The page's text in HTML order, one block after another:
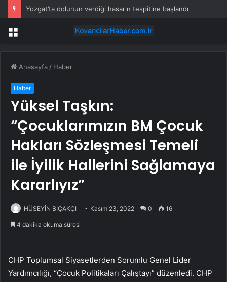
Yozgat’ta dolunun verdiği hasarın tespitine başlandı
Menü
Anasayfa / Haber
Haber
Yüksel Taşkın:
“Çocuklarımızın BM Çocuk
Hakları Sözleşmesi Temeli
ile İyilik Hallerini Sağlamaya
Kararlıyız”
HÜSEYİN BIÇAKÇI Kasım 23, 2022 0 16
4 dakika okuma süresi
CHP Toplumsal Siyasetlerden Sorumlu Genel Lider
Yardımcılığı, “Çocuk Politikaları Çalıştayı” düzenledi. CHP